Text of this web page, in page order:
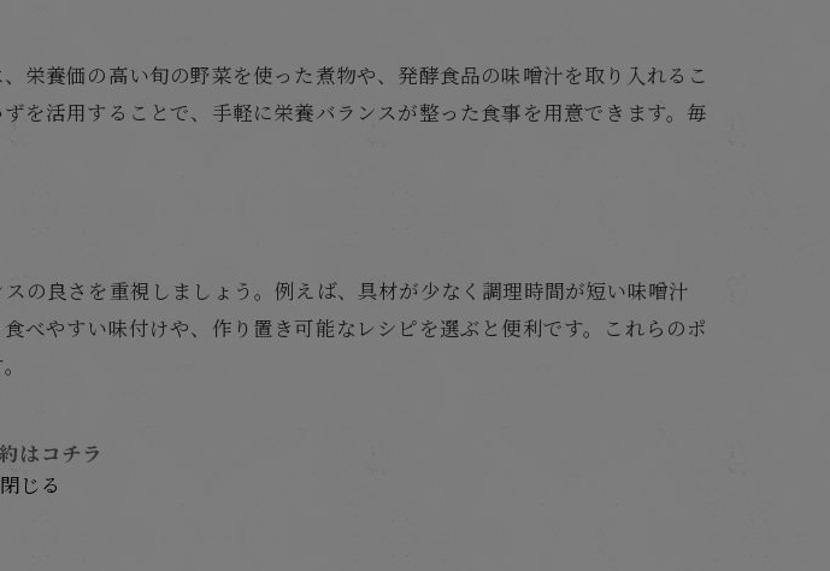
で簡単時短朝ごはん術
ワンプレートの組み合わせ
ートで栄養も満足の朝
プレートで子供も笑顔
和食朝ごはん
作り置きで時短実現
作り置きレシピ活用術
きが嬉しい朝ごはん
作り置きで毎日楽々
栄養価の高い旬の野菜を使った煮物や、発酵食品の味噌汁を取り入れるこ
を活用することで、手軽に栄養バランスが整った食事を用意できます。毎
の良さを重視しましょう。例えば、具材が少なく調理時間が短い味噌汁
べやすい味付けや、作り置き可能なレシピを選ぶと便利です。これらのポ